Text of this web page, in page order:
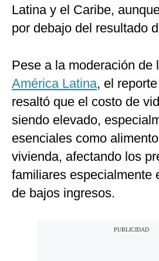
Latina y el Caribe,
por debajo del resultado
Pese a la moderación de
América Latina, el
resaltó que el costo de
siendo elevado,
esenciales como
vivienda, afectando los
familiares especialmente
de bajos ingresos.